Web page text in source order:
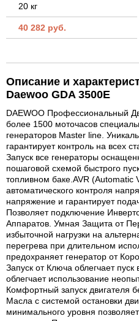
20 кг
40 282 руб.
Описание и
Daewoo GDA 3500E
DAEWOO Профессиональный
более 1500 моточасов
генераторов Master line.
гарантирует контроль на всех
Запуск все генераторы
пошаговой схемой быстрого
топливном баке.AVR (Automatic
автоматического контроля
напряжение и гарантирует
Позволяет подключение
Аппаратов. Умная Защита от
избыточной нагрузки на
перегрева при длительном
предохраняет генератор от
Запуск от Ключа облегчает
облегчает использование
Комфортный запуск двигателя
Масла с системой остановки
минимального уровня